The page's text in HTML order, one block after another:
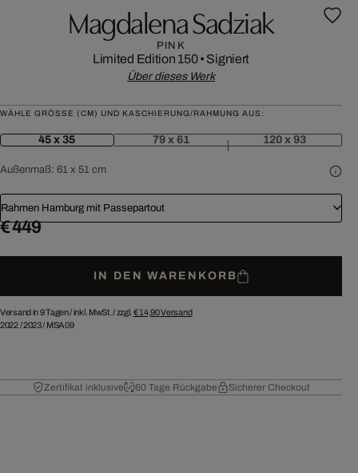
Magdalena Sadziak
PINK
Limited Edition 150• Signiert
Über dieses Werk
WÄHLE GRÖSSE (CM) UND KASCHIERUNG/RAHMUNG AUS:
45 x 35 79 x 61 120 x 93
Außenmaß: 61 x 51 cm
Rahmen Hamburg mit Passepartout
€ 449
IN DEN WARENKORB
Versand in 9 Tagen /inkl. MwSt. / zzgl. € 14,90Versand
2022/2023/ MSA09
Zertifikat inklusive 60 Tage Rückgabe Sicherer Checkout